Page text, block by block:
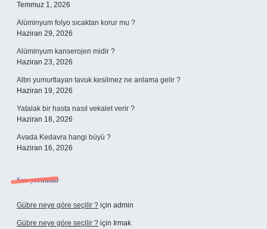
Temmuz 1, 2026
Alüminyum folyo sıcaktan korur mu ?
Haziran 29, 2026
Alüminyum kanserojen midir ?
Haziran 23, 2026
Altın yumurtlayan tavuk kesilmez ne anlama gelir ?
Haziran 19, 2026
Yatalak bir hasta nasıl vekalet verir ?
Haziran 18, 2026
Avada Kedavra hangi büyü ?
Haziran 16, 2026
Son yorumlar
Gübre neye göre seçilir ? için admin
Gübre neye göre seçilir ? için Irmak